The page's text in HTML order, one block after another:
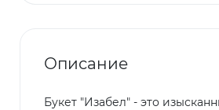
Описание
Букет "Изабел" - это